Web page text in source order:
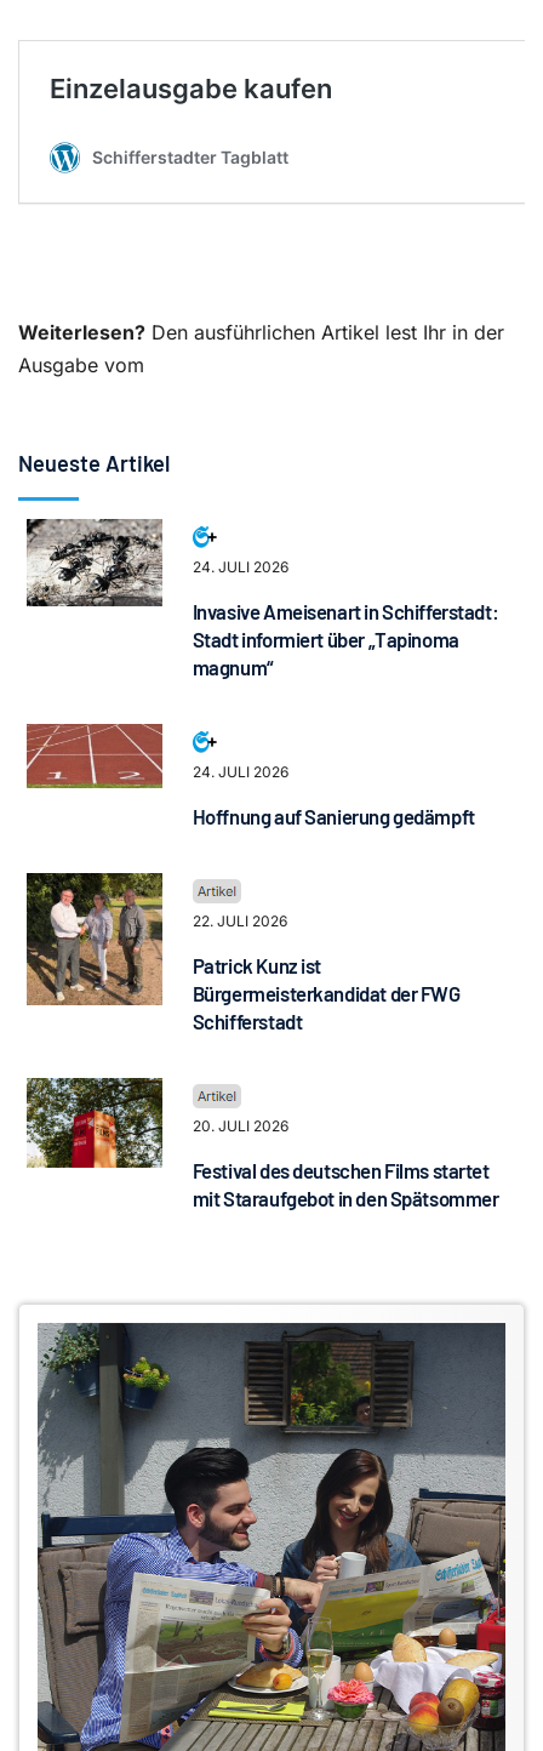
Weiterlesen? Den ausführlichen Artikel lest Ihr in der
Ausgabe vom
Neueste Artikel
24. JULI 2026
Invasive Ameisenart in Schifferstadt:
Stadt informiert über „Tapinoma
magnum“
24. JULI 2026
Hoffnung auf Sanierung gedämpft
22. JULI 2026
Patrick Kunz ist
Bürgermeisterkandidat der FWG
Schifferstadt
20. JULI 2026
Festival des deutschen Films startet
mit Staraufgebot in den Spätsommer